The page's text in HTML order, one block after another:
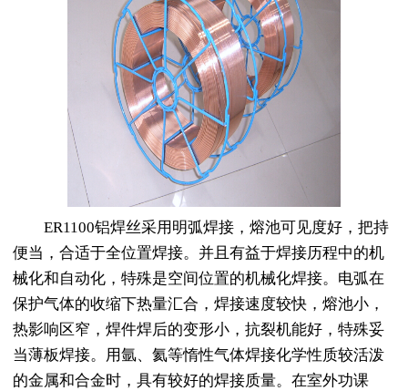
ER1100铝焊丝采用明弧焊接，熔池可见度好，把持
便当，合适于全位置焊接。并且有益于焊接历程中的机
械化和自动化，特殊是空间位置的机械化焊接。电弧在
保护气体的收缩下热量汇合，焊接速度较快，熔池小，
热影响区窄，焊件焊后的变形小，抗裂机能好，特殊妥
当薄板焊接。用氩、氦等惰性气体焊接化学性质较活泼
的金属和合金时，具有较好的焊接质量。在室外功课